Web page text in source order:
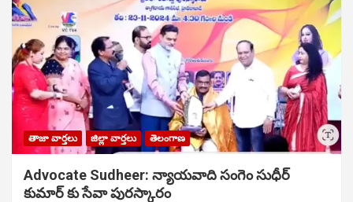
తాజా వార్తలు జిల్లా వార్తలు తెలంగాణ
Advocate Sudheer: న్యాయవాది సంగెం సుధీర్
కుమార్ కు సేవా పురస్కారం